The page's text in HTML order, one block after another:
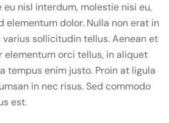
eu nisl interdum, molestie nisi eu,
elementum dolor. Nulla non erat in
sollicitudin tellus. Aenean et
elementum orci tellus, in aliquet
tempus enim justo. Proin at ligula
in nec risus. Sed commodo
est.